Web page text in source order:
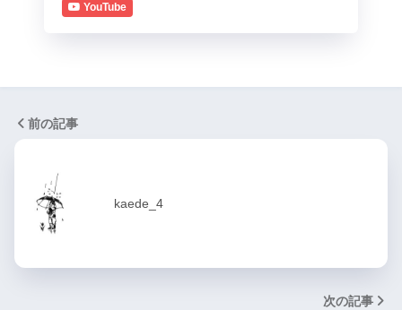
YouTube
前の記事
kaede_4
次の記事